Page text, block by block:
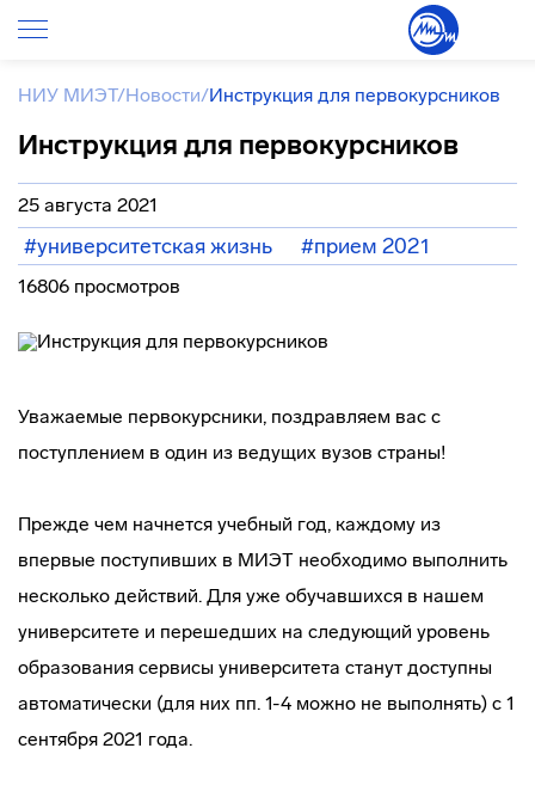
НИУ МИЭТ/Новости/Инструкция для первокурсников
Инструкция для первокурсников
25 августа 2021
#университетская жизнь #прием 2021
16806 просмотров
Уважаемые первокурсники, поздравляем вас с
поступлением в один из ведущих вузов страны!
Прежде чем начнется учебный год, каждому из
впервые поступивших в МИЭТ необходимо выполнить
несколько действий. Для уже обучавшихся в нашем
университете и перешедших на следующий уровень
образования сервисы университета станут доступны
автоматически (для них пп. 1-4 можно не выполнять) с 1
сентября 2021 года.